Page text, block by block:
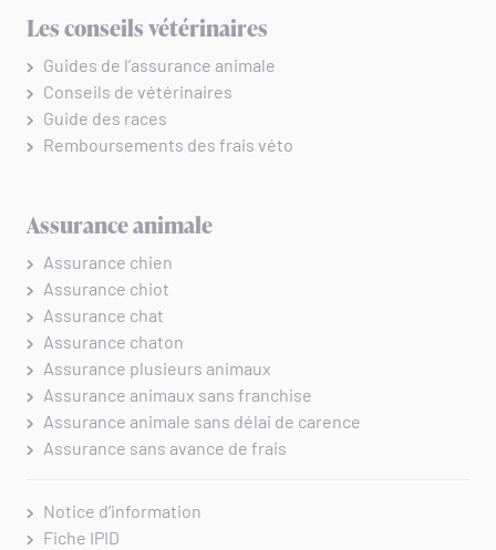
Les conseils vétérinaires
Guides de l’assurance animale
Conseils de vétérinaires
Guide des races
Remboursements des frais véto
Assurance animale
Assurance chien
Assurance chiot
Assurance chat
Assurance chaton
Assurance plusieurs animaux
Assurance animaux sans franchise
Assurance animale sans délai de carence
Assurance sans avance de frais
Notice d’information
Fiche IPID